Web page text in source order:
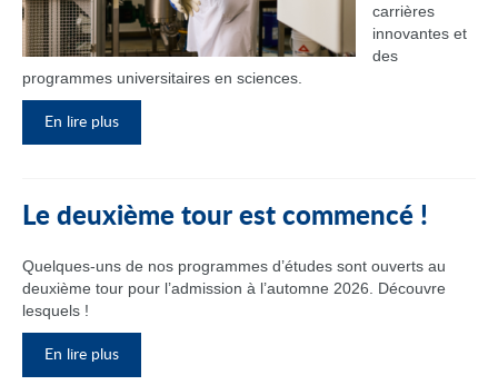
carrières
innovantes et
des
programmes universitaires en sciences.
En lire plus
Le deuxième tour est commencé !
Quelques-uns de nos programmes d’études sont ouverts au
deuxième tour pour l’admission à l’automne 2026. Découvre
lesquels !
En lire plus